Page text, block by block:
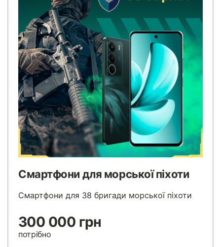
Смартфони для морської піхоти
Смартфони для 38 бригади морської піхоти
300 000 грн
потрібно